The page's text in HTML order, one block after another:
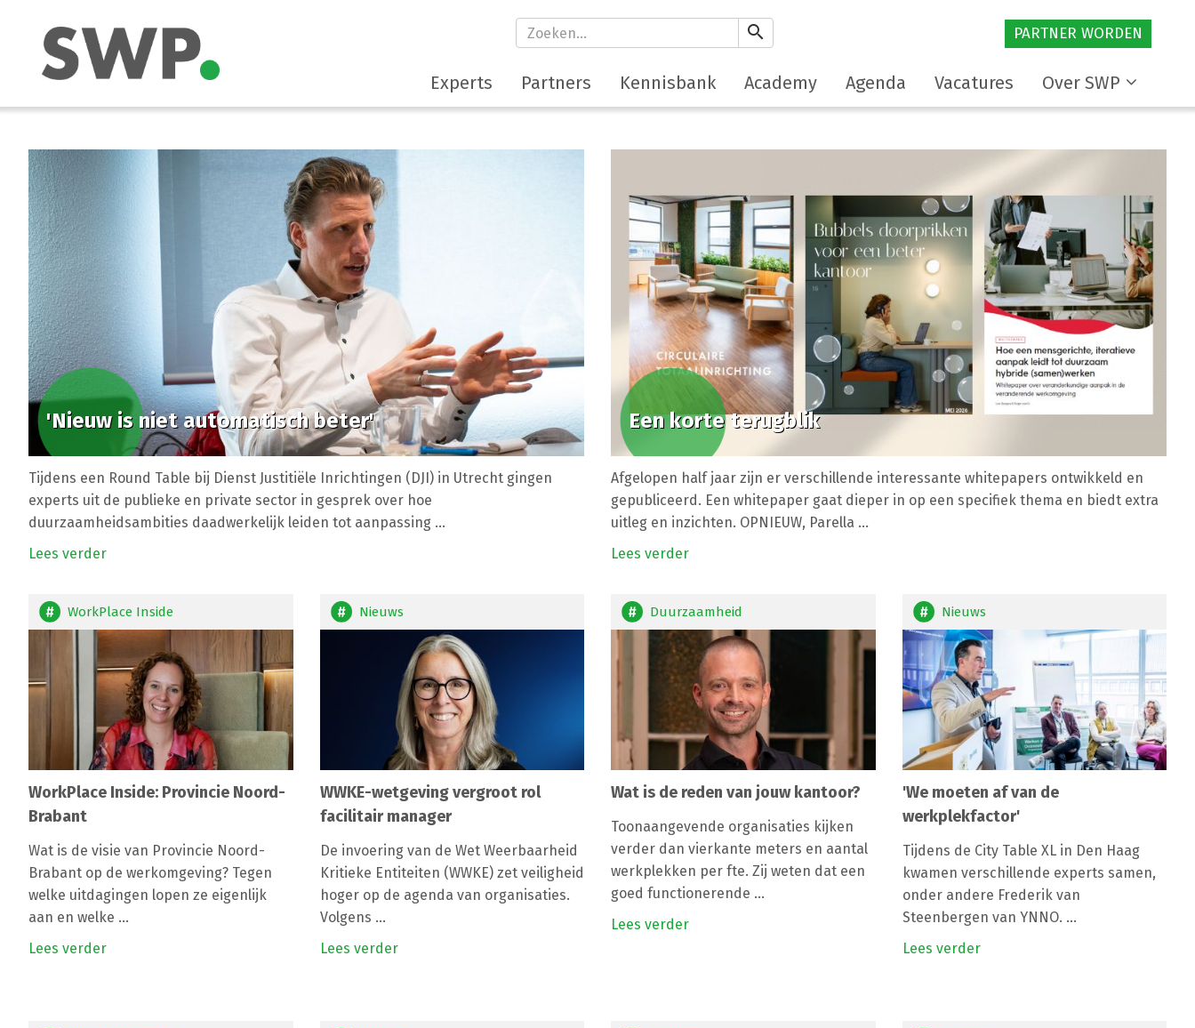
search PARTNER WORDEN
Experts Partners Kennisbank Academy Agenda Vacatures Over SWP
'Nieuw is niet automatisch beter'
Tijdens een Round Table bij Dienst Justitiële Inrichtingen (DJI) in Utrecht gingen
experts uit de publieke en private sector in gesprek over hoe
duurzaamheidsambities daadwerkelijk leiden tot aanpassing ...
Lees verder
Een korte terugblik
Afgelopen half jaar zijn er verschillende interessante whitepapers ontwikkeld en
gepubliceerd. Een whitepaper gaat dieper in op een specifiek thema en biedt extra
uitleg en inzichten. OPNIEUW, Parella ...
Lees verder
WorkPlace Inside
WorkPlace Inside: Provincie Noord-
Brabant
Wat is de visie van Provincie Noord-
Brabant op de werkomgeving? Tegen
welke uitdagingen lopen ze eigenlijk
aan en welke ...
Lees verder
Nieuws
WWKE-wetgeving vergroot rol
facilitair manager
De invoering van de Wet Weerbaarheid
Kritieke Entiteiten (WWKE) zet veiligheid
hoger op de agenda van organisaties.
Volgens ...
Lees verder
Duurzaamheid
Wat is de reden van jouw kantoor?
Toonaangevende organisaties kijken
verder dan vierkante meters en aantal
werkplekken per fte. Zij weten dat een
goed functionerende ...
Lees verder
Nieuws
'We moeten af van de
werkplekfactor'
Tijdens de City Table XL in Den Haag
kwamen verschillende experts samen,
onder andere Frederik van
Steenbergen van YNNO. ...
Lees verder